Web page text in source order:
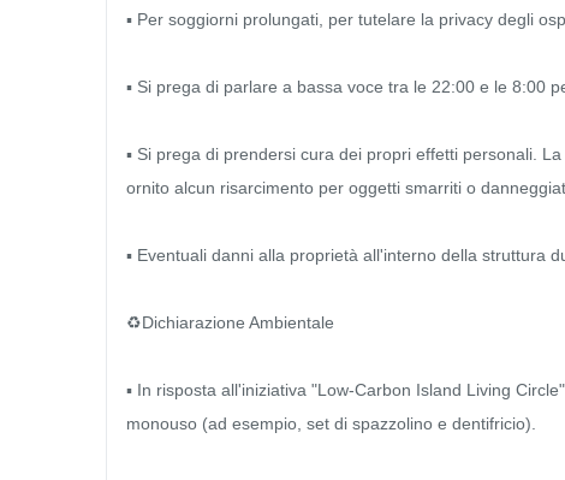
▪ Per soggiorni prolungati, per tutelare la privacy degli
▪ Si prega di parlare a bassa voce tra le 22:00 e le 8:00
▪ Si prega di prendersi cura dei propri effetti personali.
ornito alcun risarcimento per oggetti smarriti o
▪ Eventuali danni alla proprietà all'interno della struttura
♻️Dichiarazione Ambientale
▪ In risposta all'iniziativa "Low-Carbon Island Living
monouso (ad esempio, set di spazzolino e dentifricio).